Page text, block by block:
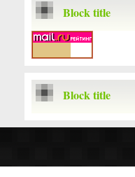
Block title
Block title